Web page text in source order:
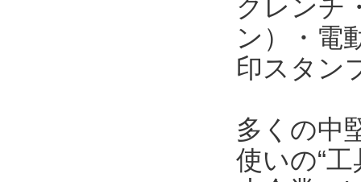
クレンチ
ン）・電
印スタン
多くの中
使いの“